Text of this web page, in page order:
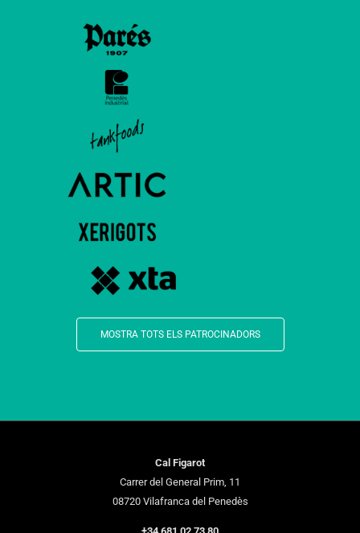
MOSTRA TOTS ELS PATROCINADORS
Cal Figarot
Carrer del General Prim, 11
08720 Vilafranca del Penedès
+34 681 02 73 80